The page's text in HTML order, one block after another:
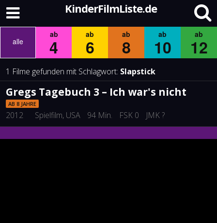
KinderFilmListe.de
alle
ab
4
ab
6
ab
8
ab
10
ab
12
1 Filme gefunden mit Schlagwort: Slapstick
Gregs Tagebuch 3 – Ich war's nicht
AB 8 JAHRE
2012 Spielfilm, USA 94 Min. FSK 0 JMK ?